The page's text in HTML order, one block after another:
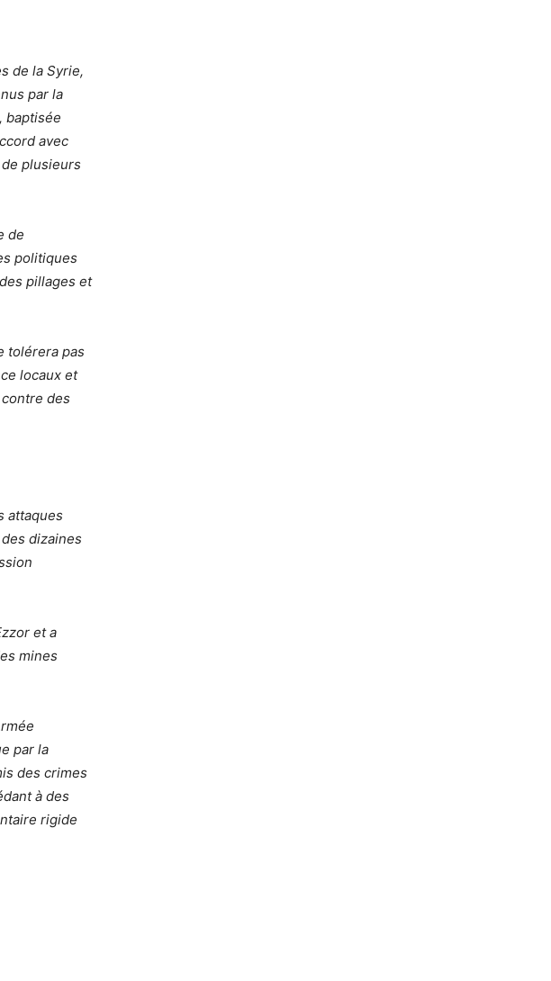
de la Syrie,
par la
baptisée
avec
plusieurs
de
politiques
pillages et
tolérera pas
locaux et
des
attaques
dizaines
et a
mines
par la
des crimes
à des
rigide